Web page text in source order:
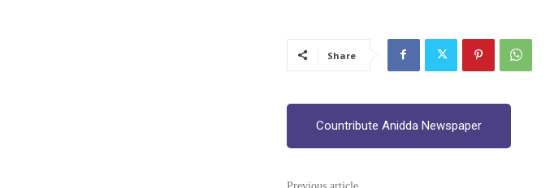
Share
Countribute Anidda Newspaper